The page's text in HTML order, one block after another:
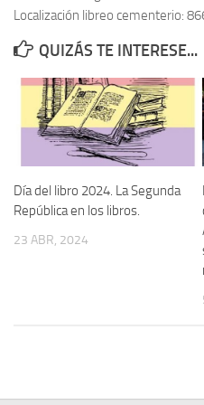
Memoria Histórica
Investigación previa de la
1947).
Informe Represión en Toledo
Informe de la fosa de abril de
Enciclopedia Republicana
Militantes históricos IR
Izquierda Republicana.
Localización libreo cementerio:
QUIZÁS TE INTERESE...
Día del libro 2024. La Segunda
República en los libros.
23 ABR, 2024